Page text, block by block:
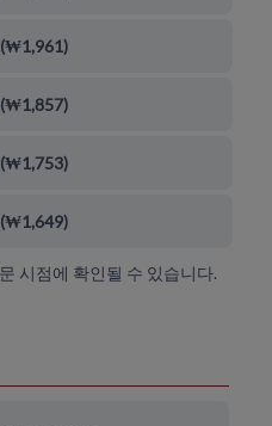
(₩1,961)
(₩1,857)
(₩1,753)
(₩1,649)
시점에 확인될 수 있습니다.